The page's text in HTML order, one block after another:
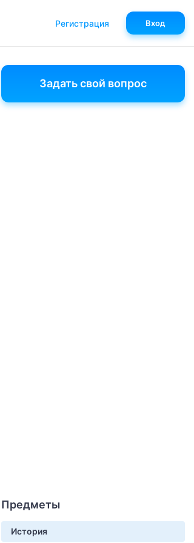
Задать свой вопрос
Предметы
История
Регистрация Вход